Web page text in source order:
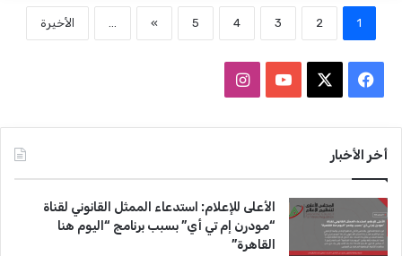
1
2
3
4
5
» الأخيرة
س
ب
و
u
T
ت
ق
أخر الأخبار
الأعلى للإعلام: استدعاء الممثل القانوني لقناة
“مودرن إم تي أي” بسبب برنامج “اليوم هنا
القاهرة”